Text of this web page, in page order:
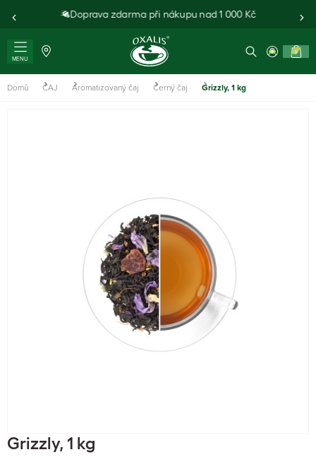
Doprava zdarma při nákupu nad 1 000 Kč
MENU
0
Domů ČAJ Aromatizovaný čaj Černý čaj Grizzly, 1 kg
Grizzly, 1 kg